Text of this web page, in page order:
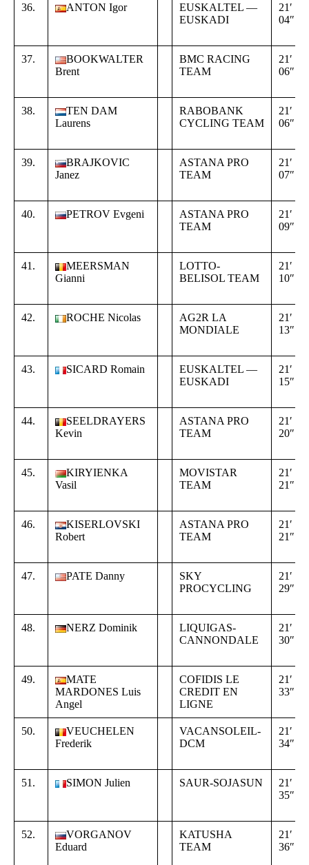
36. ANTON Igor
EUSKALTEL —
EUSKADI
21′
04″
37.
BOOKWALTER
Brent
BMC RACING
TEAM
21′
06″
38.
TEN DAM
Laurens
RABOBANK
CYCLING TEAM
21′
06″
39.
BRAJKOVIC
Janez
ASTANA PRO
TEAM
21′
07″
40. PETROV Evgeni
ASTANA PRO
TEAM
21′
09″
41.
MEERSMAN
Gianni
LOTTO-
BELISOL TEAM
21′
10″
42. ROCHE Nicolas
AG2R LA
MONDIALE
21′
13″
43. SICARD Romain
EUSKALTEL —
EUSKADI
21′
15″
44.
SEELDRAYERS
Kevin
ASTANA PRO
TEAM
21′
20″
45.
KIRYIENKA
Vasil
MOVISTAR
TEAM
21′
21″
46.
KISERLOVSKI
Robert
ASTANA PRO
TEAM
21′
21″
47. PATE Danny
SKY
PROCYCLING
21′
29″
48. NERZ Dominik
LIQUIGAS-
CANNONDALE
21′
30″
49.
MATE
MARDONES Luis
Angel
COFIDIS LE
CREDIT EN
LIGNE
21′
33″
50.
VEUCHELEN
Frederik
VACANSOLEIL-
DCM
21′
34″
51. SIMON Julien SAUR-SOJASUN
21′
35″
52.
VORGANOV
Eduard
KATUSHA
TEAM
21′
36″